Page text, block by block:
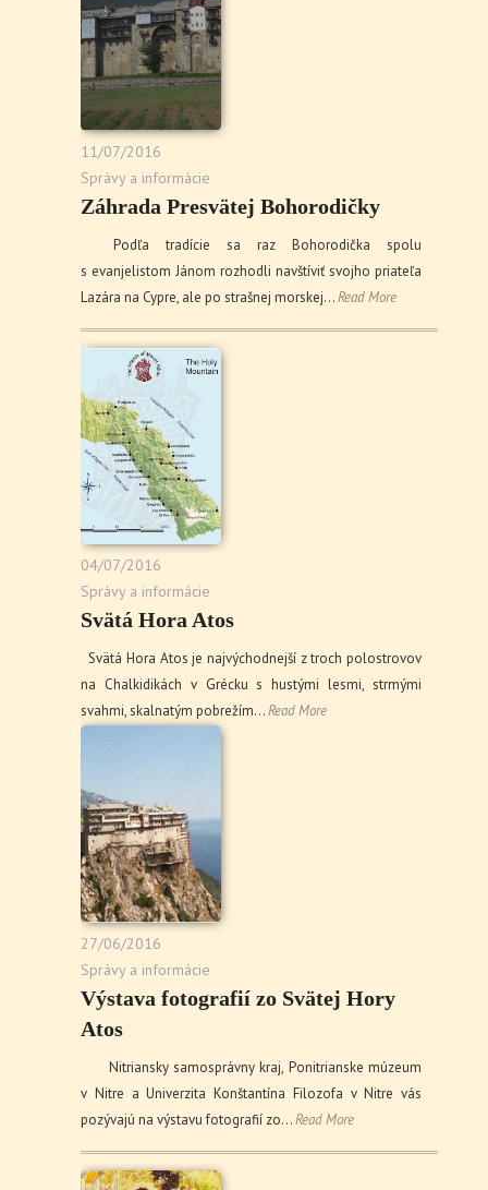
11/07/2016
Správy a informácie
Záhrada Presvätej Bohorodičky
Podľa tradície sa raz Bohorodička spolu
s evanjelistom Jánom rozhodli navštíviť svojho priateľa
Lazára na Cypre, ale po strašnej morskej…Read More
04/07/2016
Správy a informácie
Svätá Hora Atos
Svätá Hora Atos je najvýchodnejší z troch polostrovov
na Chalkidikách v Grécku s hustými lesmi, strmými
svahmi, skalnatým pobrežím…Read More
27/06/2016
Správy a informácie
Výstava fotografií zo Svätej Hory
Atos
Nitriansky samosprávny kraj, Ponitrianske múzeum
v Nitre a Univerzita Konštantína Filozofa v Nitre vás
pozývajú na výstavu fotografií zo…Read More